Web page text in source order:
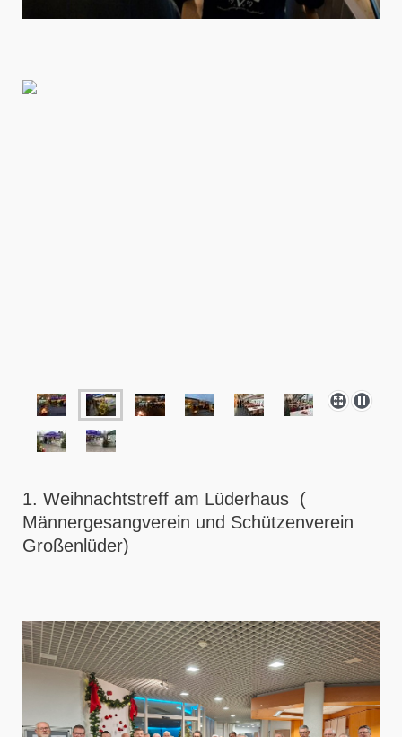
1. Weihnachtstreff am Lüderhaus (
Männergesangverein und Schützenverein
Großenlüder)